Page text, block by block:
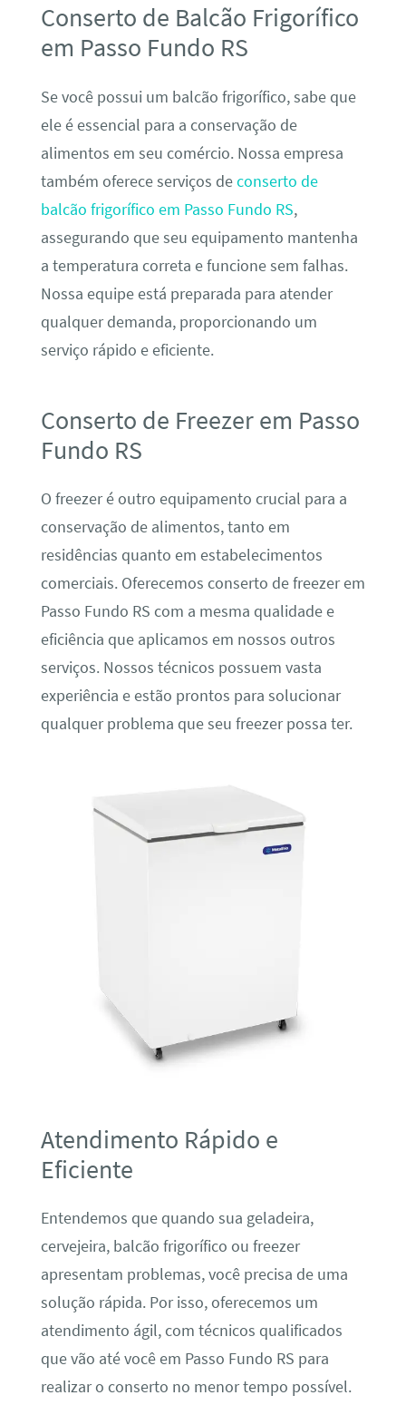
Conserto de Balcão Frigorífico
em Passo Fundo RS
Se você possui um balcão frigorífico, sabe que
ele é essencial para a conservação de
alimentos em seu comércio. Nossa empresa
também oferece serviços deconserto de
balcão frigorífico em Passo Fundo RS,
assegurando que seu equipamento mantenha
a temperatura correta e funcione sem falhas.
Nossa equipe está preparada para atender
qualquer demanda, proporcionando um
serviço rápido e eficiente.
Conserto de Freezer em Passo
Fundo RS
O freezer é outro equipamento crucial para a
conservação de alimentos, tanto em
residências quanto em estabelecimentos
comerciais. Oferecemos conserto de freezer em
Passo Fundo RS com a mesma qualidade e
eficiência que aplicamos em nossos outros
serviços. Nossos técnicos possuem vasta
experiência e estão prontos para solucionar
qualquer problema que seu freezer possa ter.
Atendimento Rápido e
Eficiente
Entendemos que quando sua geladeira,
cervejeira, balcão frigorífico ou freezer
apresentam problemas, você precisa de uma
solução rápida. Por isso, oferecemos um
atendimento ágil, com técnicos qualificados
que vão até você em Passo Fundo RS para
realizar o conserto no menor tempo possível.